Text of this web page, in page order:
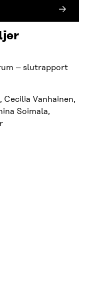
– slutrapport
Cecilia Vanhainen,
Soimala,